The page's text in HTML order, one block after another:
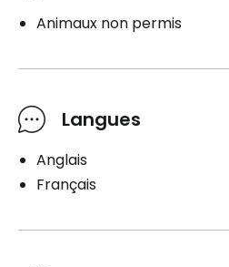
Animaux non permis
Langues
Anglais
Français